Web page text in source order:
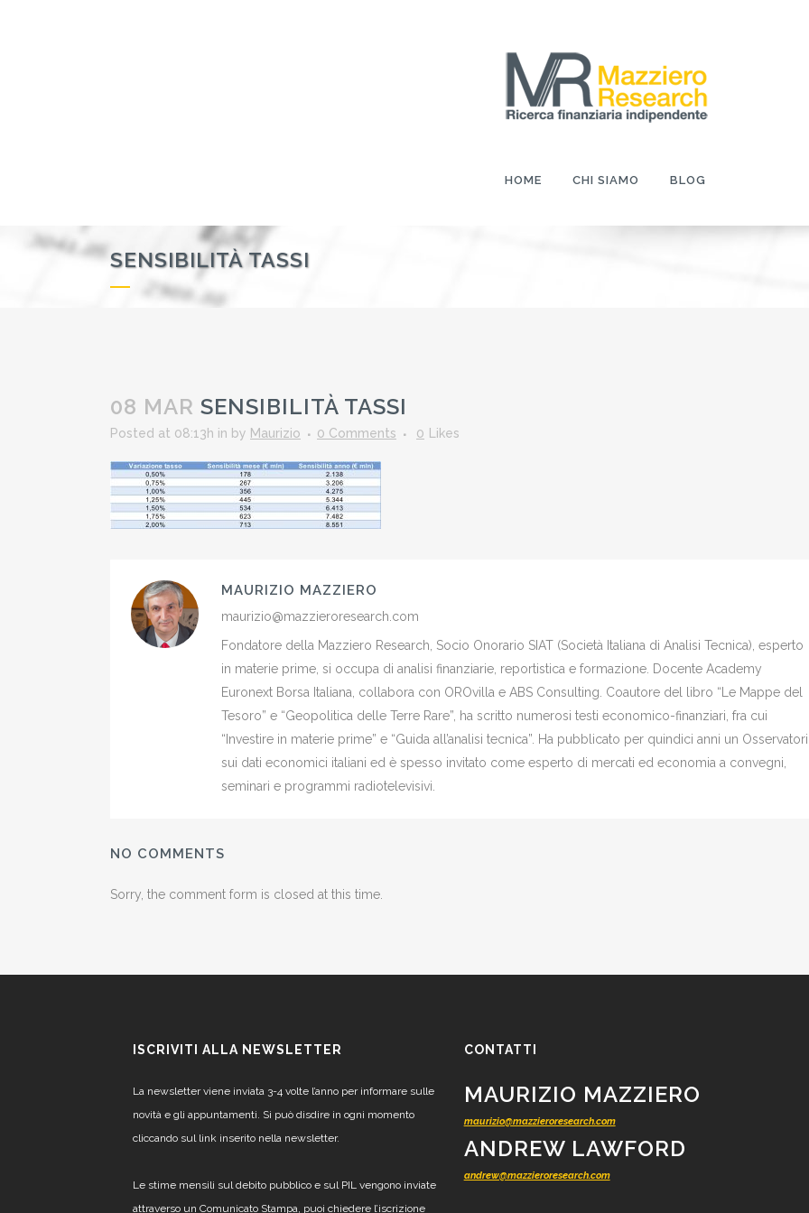
HOME CHI SIAMO BLOG
SENSIBILITÀ TASSI
08 MAR SENSIBILITÀ TASSI
Posted at 08:13h in by Maurizio 0 Comments 0 Likes
MAURIZIO MAZZIERO
maurizio@mazzieroresearch.com
Fondatore della Mazziero Research, Socio Onorario SIAT (Società Italiana di Analisi Tecnica), esperto
in materie prime, si occupa di analisi finanziarie, reportistica e formazione. Docente Academy
Euronext Borsa Italiana, collabora con OROvilla e ABS Consulting. Coautore del libro “Le Mappe del
Tesoro” e “Geopolitica delle Terre Rare”, ha scritto numerosi testi economico-finanziari, fra cui
“Investire in materie prime” e “Guida all’analisi tecnica”. Ha pubblicato per quindici anni un
sui dati economici italiani ed è spesso invitato come esperto di mercati ed economia a convegni,
seminari e programmi radiotelevisivi.
NO COMMENTS
Sorry, the comment form is closed at this time.
ISCRIVITI ALLA NEWSLETTER
La newsletter viene inviata 3-4 volte l’anno per informare sulle
novità e gli appuntamenti. Si può disdire in ogni momento
cliccando sul link inserito nella newsletter.
Le stime mensili sul debito pubblico e sul PIL vengono inviate
attraverso un Comunicato Stampa, puoi chiedere l’iscrizione
CONTATTI
MAURIZIO MAZZIERO
maurizio@mazzieroresearch.com
ANDREW LAWFORD
andrew@mazzieroresearch.com